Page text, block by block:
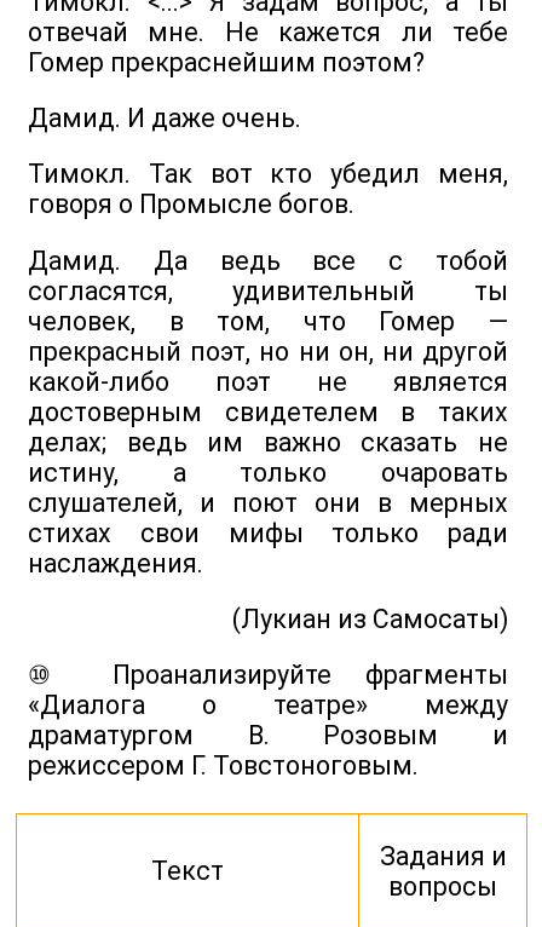
отвечай мне. Не кажется ли тебе
Гомер прекраснейшим поэтом?
Дамид. И даже очень.
Тимокл. Так вот кто убедил меня,
говоря о Промысле богов.
Дамид. Да ведь все с тобой
согласятся, удивительный ты
человек, в том, что Гомер —
прекрасный поэт, но ни он, ни другой
какой-либо поэт не является
достоверным свидетелем в таких
делах; ведь им важно сказать не
истину, а только очаровать
слушателей, и поют они в мерных
стихах свои мифы только ради
наслаждения.
(Лукиан из Самосаты)
⑩ Проанализируйте фрагменты
«Диалога о театре» между
драматургом В. Розовым и
режиссером Г. Товстоноговым.
Текст
Задания и
вопросы